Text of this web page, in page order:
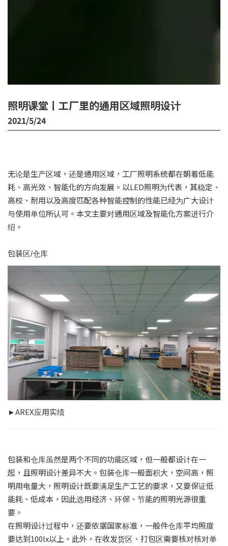
照明课堂丨工厂里的通用区域照明设计
2021/5/24
无论是生产区域，还是通用区域，工厂照明系统都在朝着低能
耗、高光效、智能化的方向发展。以LED照明为代表，其稳定、
高校、耐用以及高度匹配各种智能控制的性能已经为广大设计
与使用单位所认可。本文主要对通用区域及智能化方案进行介
绍。
包装区/仓库
►AREX应用实绩
包装和仓库虽然是两个不同的功能区域，但一般都设计在一
起，且照明设计差异不大。包装仓库一般面积大，空间高，照
明用电量大，照明设计既要满足生产工艺的要求，又要保证低
能耗、低成本，因此选用经济、环保、节能的照明光源很重
要。
在照明设计过程中，还要依据国家标准，一般件仓库平均照度
要达到100lx以上。此外，在收发货区、打包区需要核对核对单